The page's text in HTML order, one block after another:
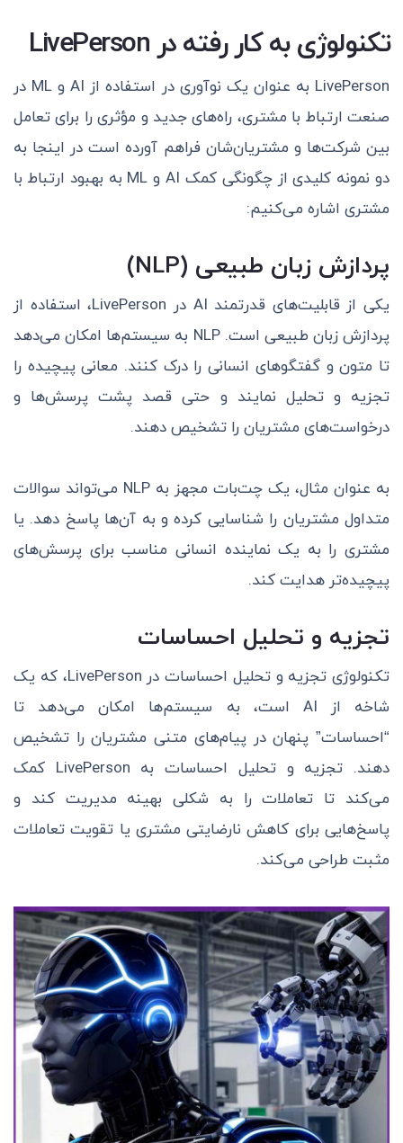
تکنولوژی به کار رفته در LivePerson
LivePerson به عنوان یک نوآوری در استفاده از AI و ML در
صنعت ارتباط با مشتری، راه‌های جدید و مؤثری را برای تعامل
بین شرکت‌ها و مشتریان‌شان فراهم آورده است در اینجا به
دو نمونه کلیدی از چگونگی کمک AI و ML به بهبود ارتباط با
مشتری اشاره می‌کنیم:
پردازش زبان طبیعی (NLP)
یکی از قابلیت‌های قدرتمند AI در LivePerson، استفاده از
پردازش زبان طبیعی است. NLP به سیستم‌ها امکان می‌دهد
تا متون و گفتگوهای انسانی را درک کنند. معانی پیچیده را
تجزیه و تحلیل نمایند و حتی قصد پشت پرسش‌ها و
درخواست‌های مشتریان را تشخیص دهند.
به عنوان مثال، یک چت‌بات مجهز به NLP می‌تواند سوالات
متداول مشتریان را شناسایی کرده و به آن‌ها پاسخ دهد. یا
مشتری را به یک نماینده انسانی مناسب برای پرسش‌های
پیچیده‌تر هدایت کند.
تجزیه و تحلیل احساسات
تکنولوژی تجزیه و تحلیل احساسات در LivePerson، که یک
شاخه از AI است، به سیستم‌ها امکان می‌دهد تا
“احساسات” پنهان در پیام‌های متنی مشتریان را تشخیص
دهند. تجزیه و تحلیل احساسات به LivePerson کمک
می‌کند تا تعاملات را به شکلی بهینه‌ مدیریت کند و
پاسخ‌هایی برای کاهش نارضایتی مشتری یا تقویت تعاملات
مثبت طراحی می‌کند.